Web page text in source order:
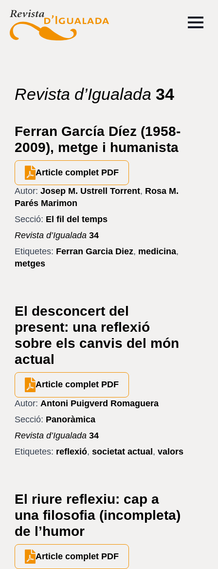
Revista d’Igualada 34
Ferran García Díez (1958-
2009), metge i humanista
Article complet PDF
Autor: Josep M. Ustrell Torrent, Rosa M.
Parés Marimon
Secció: El fil del temps
Revista d’Igualada 34
Etiquetes: Ferran Garcia Diez, medicina,
metges
El desconcert del
present: una reflexió
sobre els canvis del món
actual
Article complet PDF
Autor: Antoni Puigverd Romaguera
Secció: Panoràmica
Revista d’Igualada 34
Etiquetes: reflexió, societat actual, valors
El riure reflexiu: cap a
una filosofia (incompleta)
de l’humor
Article complet PDF